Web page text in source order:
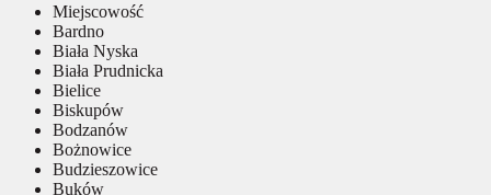
Miejscowość
Bardno
Biała Nyska
Biała Prudnicka
Bielice
Biskupów
Bodzanów
Bożnowice
Budzieszowice
Buków